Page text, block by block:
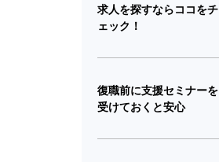
求人を探すならココをチ
ェック！
復職前に支援セミナーを
受けておくと安心